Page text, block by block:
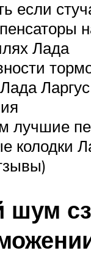
если
Лада
лучшие
колодки
шум